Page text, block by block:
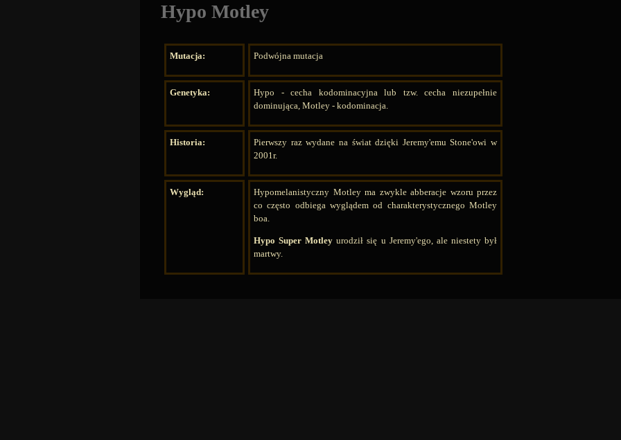
Hypo Motley
Mutacja: Podwójna mutacja
Genetyka:
Hypo - cecha kodominacyjna lub tzw. cecha niezupełnie
dominująca, Motley - kodominacja.
Historia:
Pierwszy raz wydane na świat dzięki Jeremy'emu Stone'owi w
2001r.
Wygląd:
Hypomelanistyczny Motley ma zwykle abberacje wzoru przez
co często odbiega wyglądem od charakterystycznego Motley
boa.
Hypo Super Motley urodził się u Jeremy'ego, ale niestety był
martwy.